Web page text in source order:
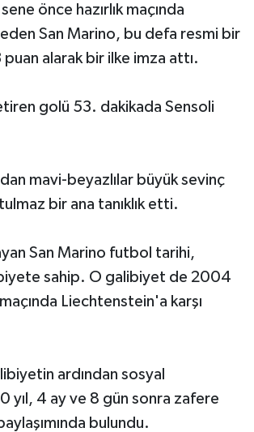
önce hazırlık maçında
San Marino, bu defa resmi bir
alarak bir ilke imza attı.
golü 53. dakikada Sensoli
mavi-beyazlılar büyük sevinç
bir ana tanıklık etti.
San Marino futbol tarihi,
sahip. O galibiyet de 2004
maçında Liechtenstein'a karşı
ardından sosyal
yıl, 4 ay ve 8 gün sonra zafere
bulundu.